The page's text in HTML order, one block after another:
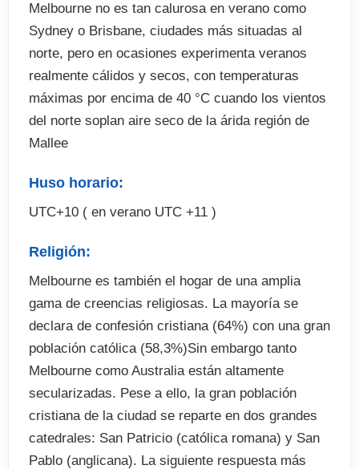
Melbourne no es tan calurosa en verano como
Sydney o Brisbane, ciudades más situadas al
norte, pero en ocasiones experimenta veranos
realmente cálidos y secos, con temperaturas
máximas por encima de 40 °C cuando los vientos
del norte soplan aire seco de la árida región de
Mallee
Huso horario:
UTC+10 ( en verano UTC +11 )
Religión:
Melbourne es también el hogar de una amplia
gama de creencias religiosas. La mayoría se
declara de confesión cristiana (64%) con una gran
población católica (58,3%)Sin embargo tanto
Melbourne como Australia están altamente
secularizadas. Pese a ello, la gran población
cristiana de la ciudad se reparte en dos grandes
catedrales: San Patricio (católica romana) y San
Pablo (anglicana). La siguiente respuesta más